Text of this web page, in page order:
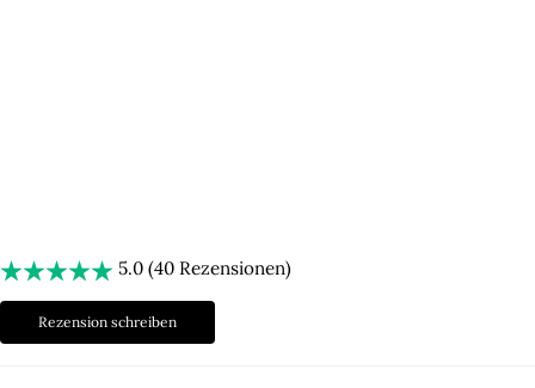
5.0 (40 Rezensionen)
Rezension schreiben